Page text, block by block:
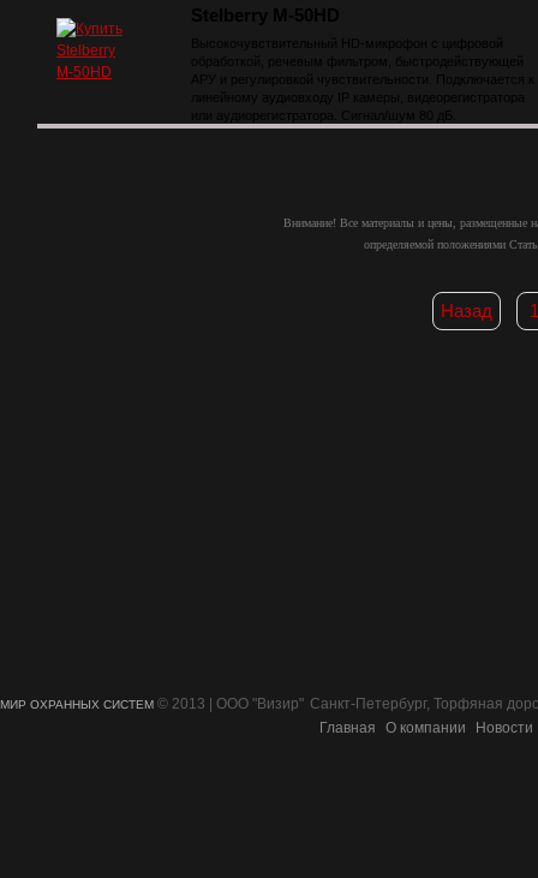
Stelberry М-50HD
Высокочувствительный HD-микрофон с цифровой
обработкой, речевым фильтром, быстродействующей
АРУ и регулировкой чувствительности. Подключается к
линейному аудиовходу IP камеры, видеорегистратора
или аудиорегистратора. Сигнал/шум 80 дБ.
Внимание! Все материалы и цены, размещенные
определяемой положениями
Назад 1
Санкт-Петербург, Торфяная
Главная
О компании Новости
МИР ОХРАННЫХ СИСТЕМ © 2013 | ООО "Визир"